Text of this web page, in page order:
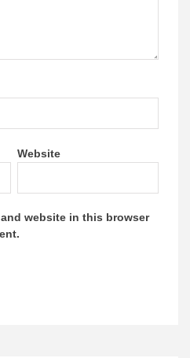
Website
and website in this browser